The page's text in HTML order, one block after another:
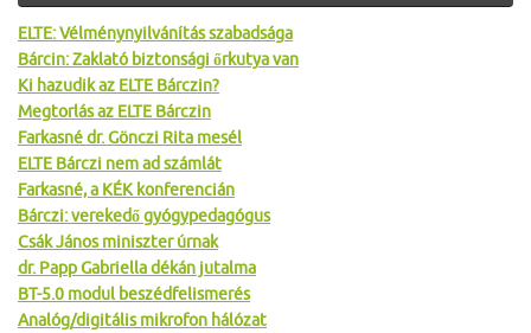
ELTE: Vélménynyilvánítás szabadsága
Bárcin: Zaklató biztonsági őrkutya van
Ki hazudik az ELTE Bárczin?
Megtorlás az ELTE Bárczin
Farkasné dr. Gönczi Rita mesél
ELTE Bárczi nem ad számlát
Farkasné, a KÉK konferencián
Bárczi: verekedő gyógypedagógus
Csák János miniszter úrnak
dr. Papp Gabriella dékán jutalma
BT-5.0 modul beszédfelismerés
Analóg/digitális mikrofon hálózat